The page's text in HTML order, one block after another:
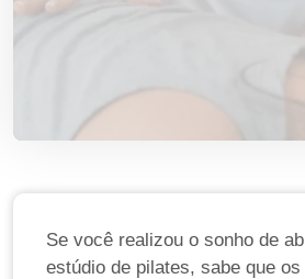
Se você realizou o sonho de
estúdio de pilates, sabe que